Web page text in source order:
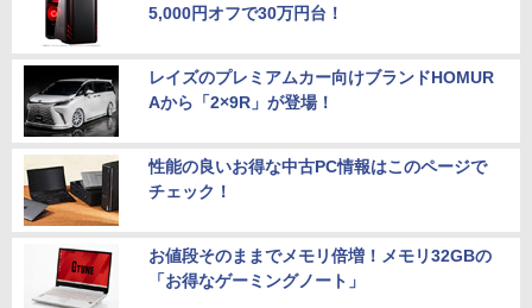
5,000円オフで30万円台！
レイズのプレミアムカー向けブランドHOMUR
Aから「2×9R」が登場！
性能の良いお得な中古PC情報はこのページで
チェック！
お値段そのままでメモリ倍増！メモリ32GBの
「お得なゲーミングノート」